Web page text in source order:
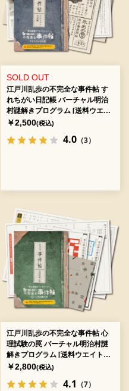
SOLD OUT
江戸川乱歩の不完全な事件帖 す
れちがい日記帳 バーチャル明治
村謎解きプログラム [送料ウエイ
ト：2]
￥2,500(税込)
4.0（3）
江戸川乱歩の不完全な事件帖 心
理試験の罠 バーチャル明治村謎
解きプログラム [送料ウエイト：
3]
￥2,800(税込)
4.1 （7）